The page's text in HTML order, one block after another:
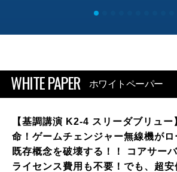
WHITE PAPER ホワイトペーパー
【基調講演 K2-4 スリーダブリュ
命！ゲームチェンジャー無線機が
既存概念を破壊する！！ コアサー
ライセンス費用も不要！でも、超